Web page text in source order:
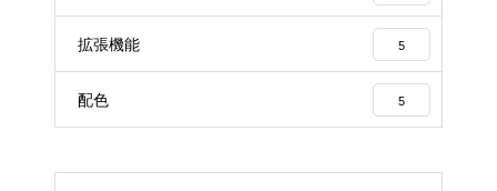
拡張機能 5
配色 5